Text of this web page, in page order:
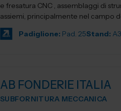
e fresatura CNC , assemblaggi di
assiemi, principalmente nel campo
Padiglione: Pad. 25Stand:
AB FONDERIE ITALIA
SUBFORNITURA MECCANICA